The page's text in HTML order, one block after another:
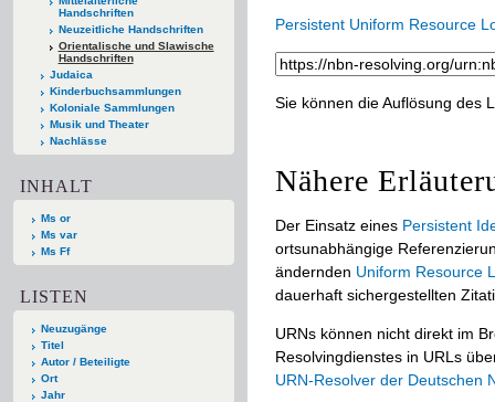
Handschriften
Neuzeitliche Handschriften
Orientalische und Slawische
Handschriften
Judaica
Kinderbuchsammlungen
Koloniale Sammlungen
Musik und Theater
Nachlässe
INHALT
Ms or
Ms var
Ms Ff
LISTEN
Neuzugänge
Titel
Autor / Beteiligte
Ort
Jahr
Persistent Uniform Resource
Sie können die Auflösung des
Nähere
Der Einsatz eines Persistent
ortsunabhängige
ändernden Uniform Resource
dauerhaft sichergestellten
URNs können nicht direkt im
Resolvingdienstes in URLs
URN-Resolver der Deutschen